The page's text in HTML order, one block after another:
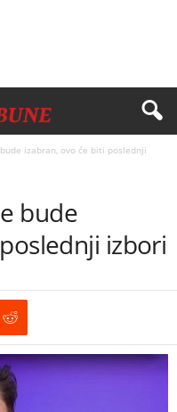
izabran, ovo će biti poslednji
bude
izbori